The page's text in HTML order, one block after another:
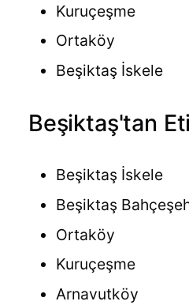
Kuruçeşme
Ortaköy
Beşiktaş İskele
Beşiktaş'tan
Beşiktaş İskele
Beşiktaş
Ortaköy
Kuruçeşme
Arnavutköy